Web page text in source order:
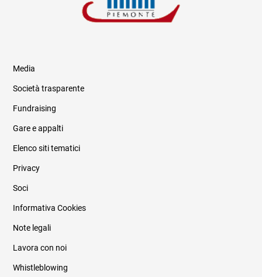
Informazioni legali e trasparenza
Media
Società trasparente
Fundraising
Gare e appalti
Elenco siti tematici
Privacy
Soci
Informativa Cookies
Note legali
Lavora con noi
Whistleblowing